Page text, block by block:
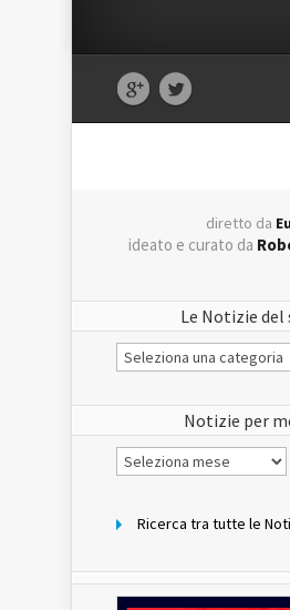
diretto da
ideato e curato da
Le Notizie del
Le
Notizie
Notizie per
Notizie
per
Ricerca tra tutte le